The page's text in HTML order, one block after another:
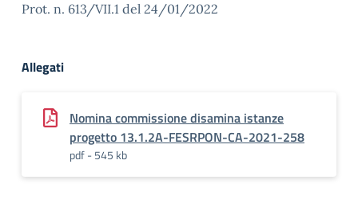
Prot. n. 613/VII.1 del 24/01/2022
Allegati
Nomina commissione disamina istanze
progetto 13.1.2A-FESRPON-CA-2021-258
pdf - 545 kb